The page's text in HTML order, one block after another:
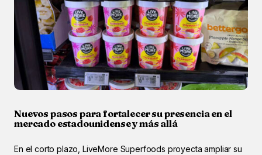
Nuevos pasos para fortalecer su presencia en el
mercado estadounidense y más allá
En el corto plazo, LiveMore Superfoods proyecta ampliar su